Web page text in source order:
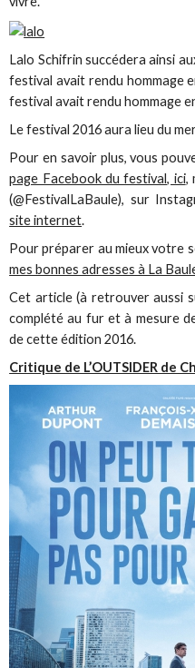
Lalo Schifrin succédera ainsi
festival avait rendu hommage
festival avait rendu hommage
Le festival 2016 aura lieu du
Pour en savoir plus, vous
page Facebook du festival, ici,
(@FestivalLaBaule), sur
site internet.
Pour préparer au mieux votre
mes bonnes adresses à La
Cet article (à retrouver aussi
complété au fur et à mesure
de cette édition 2016.
Critique de L’OUTSIDER de